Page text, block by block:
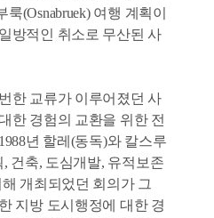
(Osnabruek) 여행 계획이
방적인 취소로 무산된 사
한 교류가 이루어졌던 사
한 경험의 교환을 위한 전
년 할레(동독)와 칼스루
건축, 도심개발, 유적보존
개최되었던 회의가 그
지방 도시행정에 대한 경